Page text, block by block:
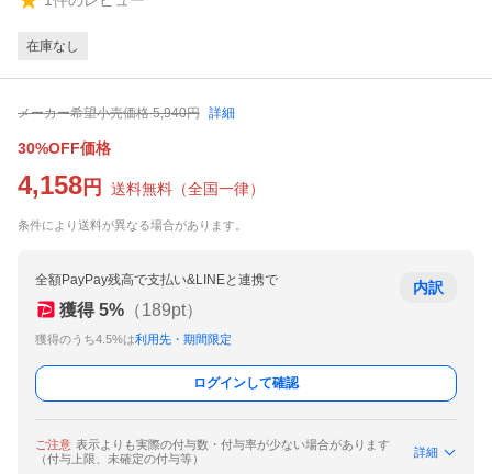
在庫なし
メーカー希望小売価格 5,940円 詳細
30%OFF価格
4,158 円 送料無料 （全国一律）
条件により送料が異なる場合があります。
全額PayPay残高で支払い&LINEと連携で
獲得 5% （189pt）
獲得のうち4.5%は利用先・期間限定
内訳
ログインして確認
ご注意 表示よりも実際の付与数・付与率が少ない場合があります
（付与上限、未確定の付与等）
詳細